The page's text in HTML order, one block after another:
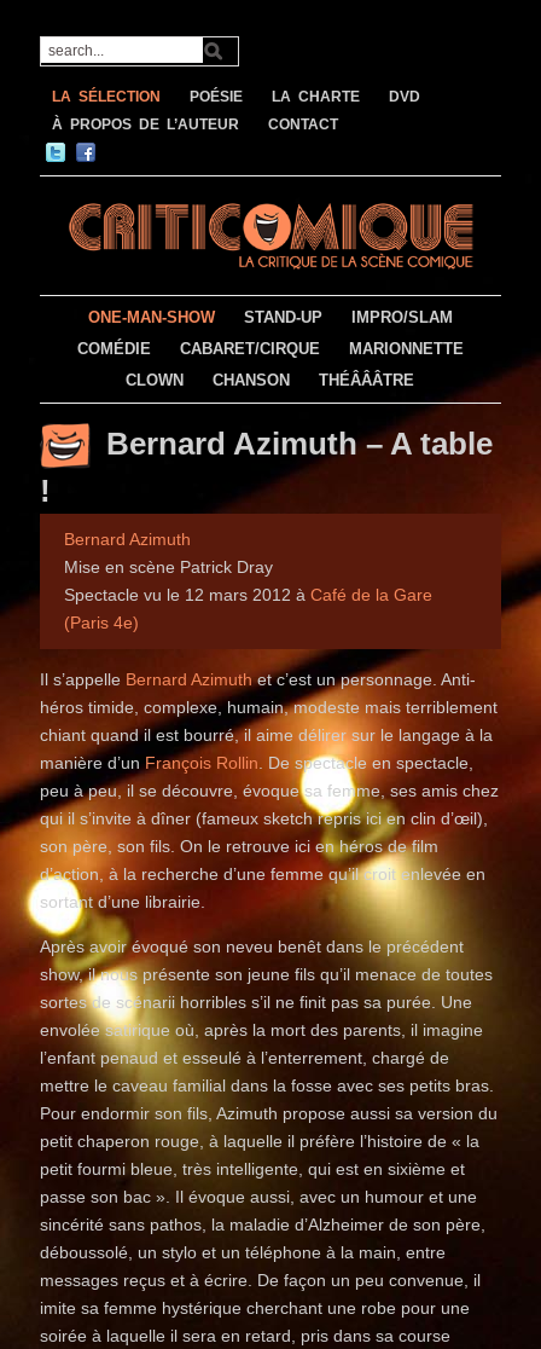
LA SÉLECTION POÉSIE LA CHARTE
DVD
À PROPOS DE L’AUTEUR
CONTACT
ONE-MAN-SHOW STAND-UP
IMPRO/SLAM
COMÉDIE
CABARET/CIRQUE
MARIONNETTE
CLOWN
CHANSON THÉÂÂÂTRE
Bernard Azimuth – A table
!
Bernard Azimuth
Mise en scène Patrick Dray
Spectacle vu le 12 mars 2012 àCafé de la Gare
(Paris 4e)
Il s’appelle Bernard Azimuthet c’est un personnage. Anti-
héros timide, complexe, humain, modeste mais terriblement
chiant quand il est bourré, il aime délirer sur le langage à la
manière d’un François Rollin . De spectacle en spectacle,
peu à peu, il se découvre, évoque sa femme, ses amis chez
qui il s’invite à dîner (fameux sketch repris ici en clin d’œil),
son père, son fils. On le retrouve ici en héros de film
d’action, à la recherche d’une femme qu’il croit enlevée en
sortant d’une librairie.
Après avoir évoqué son neveu benêt dans le précédent
show, il nous présente son jeune fils qu’il menace de toutes
sortes de scénarii horribles s’il ne finit pas sa purée. Une
envolée satirique où, après la mort des parents, il imagine
l’enfant penaud et esseulé à l’enterrement, chargé de
mettre le caveau familial dans la fosse avec ses petits bras.
Pour endormir son fils, Azimuth propose aussi sa version du
petit chaperon rouge, à laquelle il préfère l’histoire de « la
petit fourmi bleue, très intelligente, qui est en sixième et
passe son bac ». Il évoque aussi, avec un humour et une
sincérité sans pathos, la maladie d’Alzheimer de son père,
déboussolé, un stylo et un téléphone à la main, entre
messages reçus et à écrire. De façon un peu convenue, il
imite sa femme hystérique cherchant une robe pour une
soirée à laquelle il sera en retard, pris dans sa course